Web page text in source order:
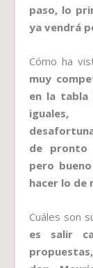
paso, lo
ya vendrá
Cómo ha
muy
en la tabla
de pronto
pero
hacer lo de
Cuáles son
es salir